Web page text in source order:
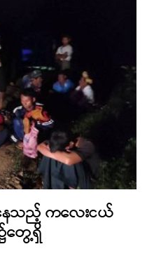
နေသည့် ကလေးငယ်
တွေ့ရှိ